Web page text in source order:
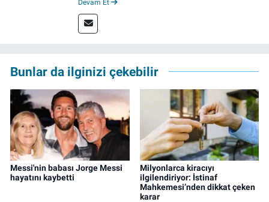
Meslek hayatına 2023'te İzmir'de başlayan
gazeteci, halen izgazete.net’te editör olarak
Devam Et
Bunlar da ilginizi çekebilir
Messi'nin babası Jorge Messi
hayatını kaybetti
Milyonlarca kiracıyı
ilgilendiriyor: İstinaf
Mahkemesi’nden dikkat çeken
karar